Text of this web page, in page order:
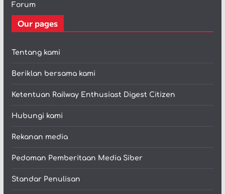
Forum
Our pages
Tentang kami
Beriklan bersama kami
Ketentuan Railway Enthusiast Digest Citizen
Hubungi kami
Rekanan media
Pedoman Pemberitaan Media Siber
Standar Penulisan